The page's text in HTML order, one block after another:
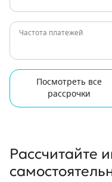
Частота платежей
Посмотреть все
рассрочки
Рассчитайте